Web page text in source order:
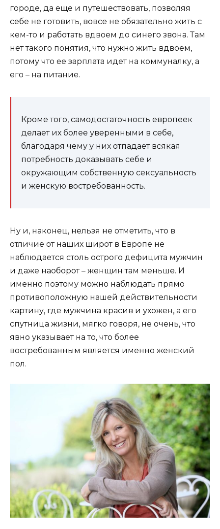
городе, да еще и путешествовать, позволяя
себе не готовить, вовсе не обязательно жить с
кем-то и работать вдвоем до синего звона. Там
нет такого понятия, что нужно жить вдвоем,
потому что ее зарплата идет на коммуналку, а
его – на питание.
Кроме того, самодостаточность европеек
делает их более уверенными в себе,
благодаря чему у них отпадает всякая
потребность доказывать себе и
окружающим собственную сексуальность
и женскую востребованность.
Ну и, наконец, нельзя не отметить, что в
отличие от наших широт в Европе не
наблюдается столь острого дефицита мужчин
и даже наоборот – женщин там меньше. И
именно поэтому можно наблюдать прямо
противоположную нашей действительности
картину, где мужчина красив и ухожен, а его
спутница жизни, мягко говоря, не очень, что
явно указывает на то, что более
востребованным является именно женский
пол.